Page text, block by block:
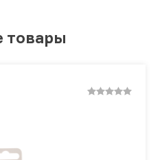
товары